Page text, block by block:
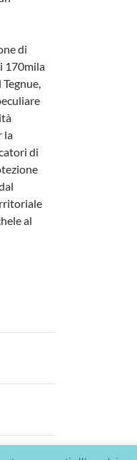
di
170mila
la
di
al